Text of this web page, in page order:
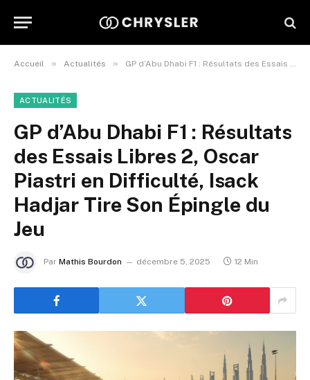
Accueil » Actualités » GP d’Abu Dhabi F1 : Résultats des Essais Libres 2, Oscar Piastri en Difficulté, Isack Hadjar Tire Son Épingle du Jeu
ACTUALITÉS
GP d’Abu Dhabi F1 : Résultats
des Essais Libres 2, Oscar
Piastri en Difficulté, Isack
Hadjar Tire Son Épingle du
Jeu
Par Mathis Bourdon décembre 5, 2025 12 Min